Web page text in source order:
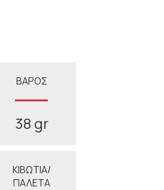
ΒΑΡΟΣ
38 gr
ΚΙΒΩΤΙΑ/
ΠΑΛΕΤΑ